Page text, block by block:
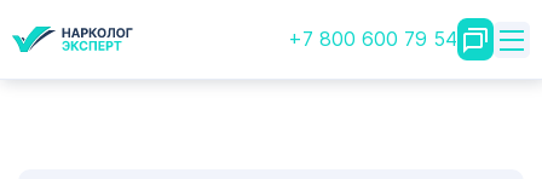
+7 800 600 79 54